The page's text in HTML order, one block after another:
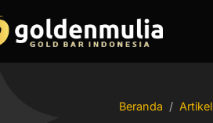
Beranda Artikel